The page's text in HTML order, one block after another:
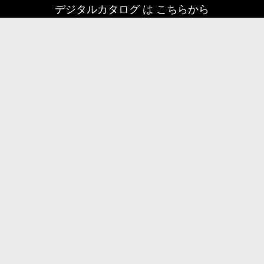
デジタルカタログ は こちらから